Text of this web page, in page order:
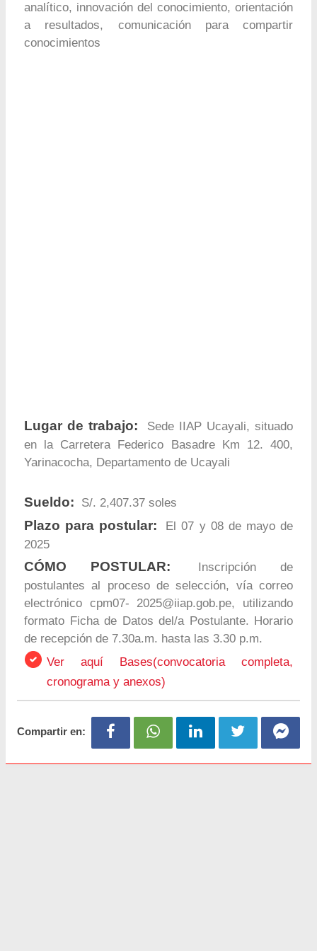
analítico, innovación del conocimiento, orientación
a resultados, comunicación para compartir
conocimientos
Lugar de trabajo:
Sede IIAP Ucayali, situado
en la Carretera Federico Basadre Km 12. 400,
Yarinacocha, Departamento de Ucayali
Sueldo: S/. 2,407.37 soles
Plazo para postular:
El 07 y 08 de mayo de
2025
CÓMO POSTULAR:
Inscripción de
postulantes al proceso de selección, vía correo
electrónico cpm07- 2025@iiap.gob.pe, utilizando
formato Ficha de Datos del/a Postulante. Horario
de recepción de 7.30a.m. hasta las 3.30 p.m.
Ver aquí Bases(convocatoria completa,
cronograma y anexos)
Compartir en: